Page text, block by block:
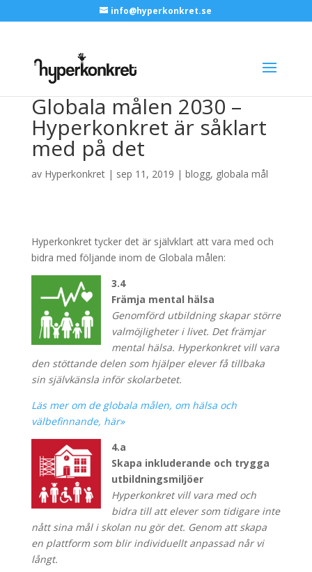
info@hyperkonkret.se
Globala målen 2030 –
Hyperkonkret är såklart
med på det
av Hyperkonkret| sep 11, 2019 | blogg, globala mål
Hyperkonkret tycker det är självklart att vara med och
bidra med följande inom de Globala målen:
3.4
Främja mental hälsa
Genomförd utbildning skapar större
valmöjligheter i livet. Det främjar
mental hälsa. Hyperkonkret vill vara
den stöttande delen som hjälper elever få tillbaka
sin självkänsla inför skolarbetet.
Läs mer om de globala målen, om hälsa och
välbefinnande, här»
4.a
Skapa inkluderande och trygga
utbildningsmiljöer
Hyperkonkret vill vara med och
bidra till att elever som tidigare inte
nått sina mål i skolan nu gör det. Genom att skapa
en plattform som blir individuellt anpassad når vi
långt.